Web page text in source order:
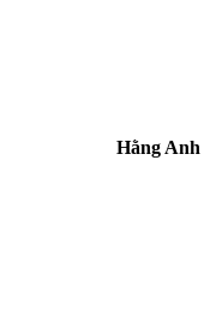
Hằng Anh